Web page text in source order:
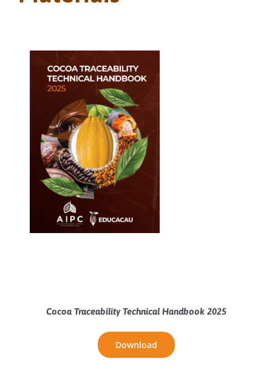
Cocoa Traceability Technical Handbook 2025
Download